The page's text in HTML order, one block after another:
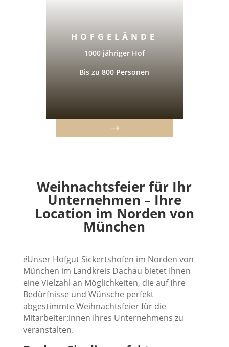
HOFGELÄNDE
1000 jähriger Hof
Bis zu 800 Personen
Weihnachtsfeier für Ihr
Unternehmen – Ihre
Location im Norden von
München
éUnser Hofgut Sickertshofen im Norden von
München im Landkreis Dachau bietet Ihnen
eine Vielzahl an Möglichkeiten, die auf Ihre
Bedürfnisse und Wünsche perfekt
abgestimmte Weihnachtsfeier für die
Mitarbeiter:innen Ihres Unternehmens zu
veranstalten.